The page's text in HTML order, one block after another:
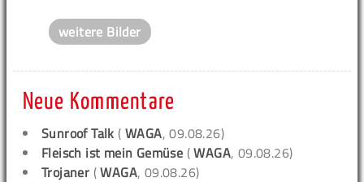
weitere Bilder
Neue Kommentare
Sunroof Talk (WAGA, 09.08.26)
Fleisch ist mein Gemüse (WAGA, 09.08.26)
Trojaner (WAGA, 09.08.26)